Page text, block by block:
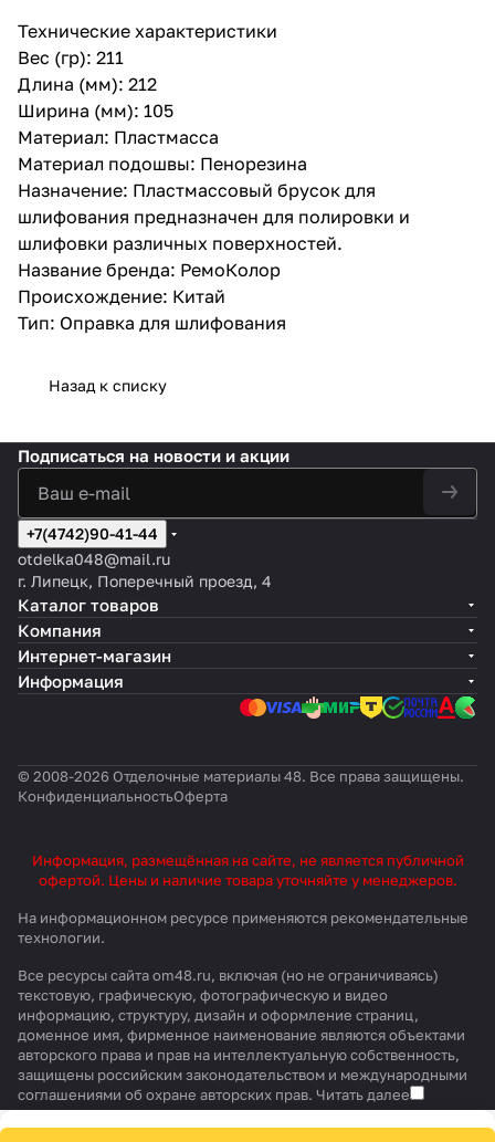
зажим для закрепления
абразивной сетки или бумаги.
Технические характеристики
Вес (гр): 211
Длина (мм): 212
Ширина (мм): 105
Материал: Пластмасса
Материал подошвы: Пенорезина
Назначение: Пластмассовый брусок для
шлифования предназначен для полировки и
шлифовки различных поверхностей.
Название бренда: РемоКолор
Происхождение: Китай
Тип: Оправка для шлифования
Назад к списку
Подписаться на новости и акции
+7(4742)90-41-44
otdelka048@mail.ru
г. Липецк, Поперечный проезд, 4
Каталог товаров
Компания
Интернет-магазин
Информация
© 2008-2026 Отделочные материалы 48. Все права защищены.
КонфиденциальностьОферта
Информация, размещённая на сайте, не является публичной
офертой. Цены и наличие товара уточняйте у менеджеров.
На информационном ресурсе применяются рекомендательные
технологии.
Все ресурсы сайта om48.ru, включая (но не ограничиваясь)
текстовую, графическую, фотографическую и видео
информацию, структуру, дизайн и оформление страниц,
доменное имя, фирменное наименование являются объектами
авторского права и прав на интеллектуальную собственность,
защищены российским законодательством и международными
соглашениями об охране авторских прав. Читать далее